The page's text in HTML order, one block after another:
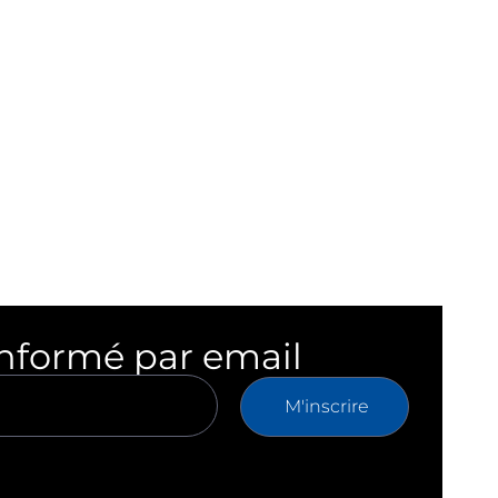
par email
M'inscrire